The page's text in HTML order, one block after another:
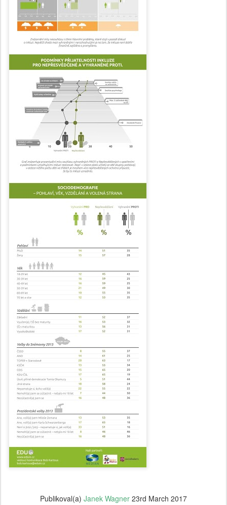
Publikoval(a) Janek Wagner 23rd March 2017